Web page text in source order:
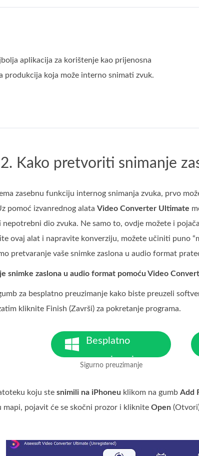
aplikacija za korištenje kao prijenosna
produkcija koja može interno snimati zvuk.
Kako pretvoriti snimanje
zasebnu funkciju internog snimanja zvuka, prvo
pomoć izvanrednog alata Video Converter Ultimate
dio zvuka. Ne samo to, ovdje možete i
ovaj alat i napravite konverziju, možete učiniti puno
pretvaranje vaše snimke zaslona u audio format
snimke zaslona u audio format pomoću Video
za besplatno preuzimanje kako biste preuzeli
kliknite Finish (Završi) za pokretanje programa.
Besplatno
preuzimanje
Za Windows 7 ili noviji
Sigurno preuzimanje
koju ste snimili na iPhoneu klikom na gumb Add
mapi, pojavit će se skočni prozor i kliknite Open